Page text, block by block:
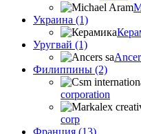
Украина (1)
Уругвай (1)
Филиппины (2)
corporation
corp
Франция (13)